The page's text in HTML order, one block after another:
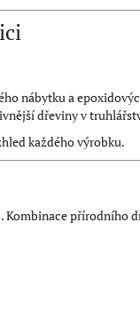
nábytku a
dřeviny v
každého výrobku.
. Kombinace přírodního